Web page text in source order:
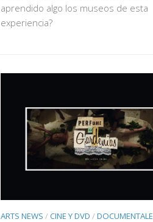
aprendido algo los museos de esta
experiencia?
ARTS NEWS /CINE Y DVD /